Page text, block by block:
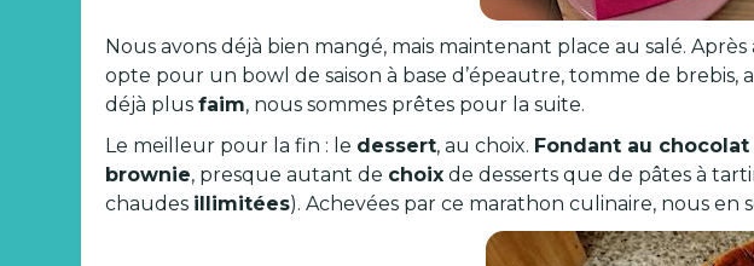
Nous avons déjà bien mangé, mais maintenant place au salé.
opte pour un bowl de saison à base d’épeautre, tomme de
déjà plusfaim, nous sommes prêtes pour la suite.
Le meilleur pour la fin : le dessert, au choix. Fondant au
brownie, presque autant de choix de desserts que de pâtes à
chaudes illimitées). Achevées par ce marathon culinaire, nous en